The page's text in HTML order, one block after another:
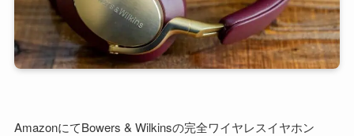
AmazonにてBowers & Wilkinsの完全ワイヤレスイヤホン